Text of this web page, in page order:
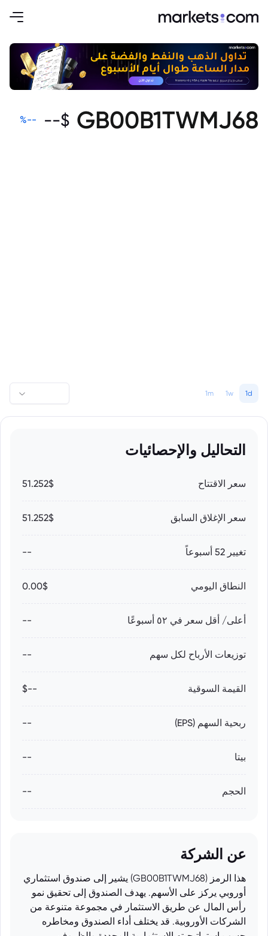
GB00B1TWMJ68
$
--
--
%
1d
1w
1m
التحاليل والإحصائيات
سعر الاقتتاح 51.252$
سعر الإغلاق السابق 51.252$
تغيير 52 أسبوعاً --
النطاق اليومي 0.00$
أعلى/ أقل سعر في ٥٢ أسبوعًا --
توزيعات الأرباح لكل سهم --
القيمة السوقية --$
ربحية السهم (EPS) --
بيتا --
الحجم --
عن الشركة
هذا الرمز (GB00B1TWMJ68) يشير إلى صندوق استثماري
أوروبي يركز على الأسهم. يهدف الصندوق إلى تحقيق نمو
رأس المال عن طريق الاستثمار في مجموعة متنوعة من
الشركات الأوروبية. قد يختلف أداء الصندوق ومخاطره